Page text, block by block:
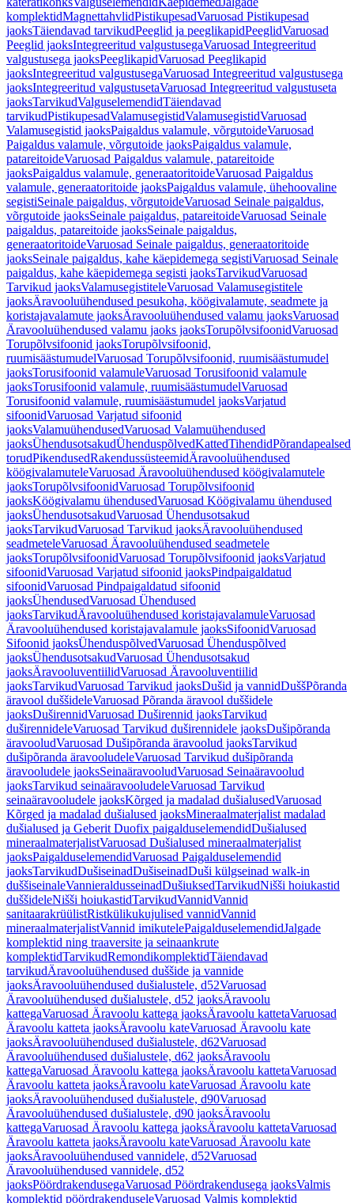
komplektidMagnettahvlidPistikupesadVaruosad Pistikupesad
jaoksTäiendavad tarvikudPeeglid ja peeglikapidPeeglidVaruosad
Peeglid jaoksIntegreeritud valgustusegaVaruosad Integreeritud
valgustusega jaoksPeeglikapidVaruosad Peeglikapid
jaoksIntegreeritud valgustusegaVaruosad Integreeritud valgustusega
jaoksIntegreeritud valgustusetaVaruosad Integreeritud valgustuseta
jaoksTarvikudValguselemendidTäiendavad
tarvikudPistikupesadValamusegistidValamusegistidVaruosad
Valamusegistid jaoksPaigaldus valamule, võrgutoideVaruosad
Paigaldus valamule, võrgutoide jaoksPaigaldus valamule,
patareitoideVaruosad Paigaldus valamule, patareitoide
jaoksPaigaldus valamule, generaatoritoideVaruosad Paigaldus
valamule, generaatoritoide jaoksPaigaldus valamule, ühehoovaline
segistiSeinale paigaldus, võrgutoideVaruosad Seinale paigaldus,
võrgutoide jaoksSeinale paigaldus, patareitoideVaruosad Seinale
paigaldus, patareitoide jaoksSeinale paigaldus,
generaatoritoideVaruosad Seinale paigaldus, generaatoritoide
jaoksSeinale paigaldus, kahe käepidemega segistiVaruosad Seinale
paigaldus, kahe käepidemega segisti jaoksTarvikudVaruosad
Tarvikud jaoksValamusegistiteleVaruosad Valamusegistitele
jaoksÄravooluühendused pesukoha, köögivalamute, seadmete ja
koristajavalamute jaoksÄravooluühendused valamu jaoksVaruosad
Äravooluühendused valamu jaoks jaoksTorupõlvsifoonidVaruosad
Torupõlvsifoonid jaoksTorupõlvsifoonid,
ruumisäästumudelVaruosad Torupõlvsifoonid, ruumisäästumudel
jaoksTorusifoonid valamuleVaruosad Torusifoonid valamule
jaoksTorusifoonid valamule, ruumisäästumudelVaruosad
Torusifoonid valamule, ruumisäästumudel jaoksVarjatud
sifoonidVaruosad Varjatud sifoonid
jaoksValamuühendusedVaruosad Valamuühendused
jaoksÜhendusotsakudÜhenduspõlvedKattedTihendidPõrandapealsed
torudPikendusedRakendussüsteemidÄravooluühendused
köögivalamuteleVaruosad Äravooluühendused köögivalamutele
jaoksTorupõlvsifoonidVaruosad Torupõlvsifoonid
jaoksKöögivalamu ühendusedVaruosad Köögivalamu ühendused
jaoksÜhendusotsakudVaruosad Ühendusotsakud
jaoksTarvikudVaruosad Tarvikud jaoksÄravooluühendused
seadmeteleVaruosad Äravooluühendused seadmetele
jaoksTorupõlvsifoonidVaruosad Torupõlvsifoonid jaoksVarjatud
sifoonidVaruosad Varjatud sifoonid jaoksPindpaigaldatud
sifoonidVaruosad Pindpaigaldatud sifoonid
jaoksÜhendusedVaruosad Ühendused
jaoksTarvikudÄravooluühendused koristajavalamuleVaruosad
Äravooluühendused koristajavalamule jaoksSifoonidVaruosad
Sifoonid jaoksÜhenduspõlvedVaruosad Ühenduspõlved
jaoksÜhendusotsakudVaruosad Ühendusotsakud
jaoksÄravooluventiilidVaruosad Äravooluventiilid
jaoksTarvikudVaruosad Tarvikud jaoksDušid ja vannidDuššPõranda
äravool duššideleVaruosad Põranda äravool duššidele
jaoksDuširennidVaruosad Duširennid jaoksTarvikud
duširennideleVaruosad Tarvikud duširennidele jaoksDušipõranda
äravooludVaruosad Dušipõranda äravoolud jaoksTarvikud
dušipõranda äravooludeleVaruosad Tarvikud dušipõranda
äravooludele jaoksSeinaäravooludVaruosad Seinaäravoolud
jaoksTarvikud seinaäravooludeleVaruosad Tarvikud
seinaäravooludele jaoksKõrged ja madalad dušialusedVaruosad
Kõrged ja madalad dušialused jaoksMineraalmaterjalist madalad
dušialused ja Geberit Duofix paigalduselemendidDušialused
mineraalmaterjalistVaruosad Dušialused mineraalmaterjalist
jaoksPaigalduselemendidVaruosad Paigalduselemendid
jaoksTarvikudDušiseinadDušiseinadDuši külgseinad walk-in
duššiseinaleVannieraldusseinadDušiuksedTarvikudNišši hoiukastid
duššideleNišši hoiukastidTarvikudVannidVannid
sanitaarakrüülistRistkülikukujulised vannidVannid
mineraalmaterjalistVannid imikutelePaigalduselemendidJalgade
komplektid ning traaversite ja seinaankrute
komplektidTarvikudRemondikomplektidTäiendavad
tarvikudÄravooluühendused duššide ja vannide
jaoksÄravooluühendused dušialustele, d52Varuosad
Äravooluühendused dušialustele, d52 jaoksÄravoolu
kattegaVaruosad Äravoolu kattega jaoksÄravoolu kattetaVaruosad
Äravoolu katteta jaoksÄravoolu kateVaruosad Äravoolu kate
jaoksÄravooluühendused dušialustele, d62Varuosad
Äravooluühendused dušialustele, d62 jaoksÄravoolu
kattegaVaruosad Äravoolu kattega jaoksÄravoolu kattetaVaruosad
Äravoolu katteta jaoksÄravoolu kateVaruosad Äravoolu kate
jaoksÄravooluühendused dušialustele, d90Varuosad
Äravooluühendused dušialustele, d90 jaoksÄravoolu
kattegaVaruosad Äravoolu kattega jaoksÄravoolu kattetaVaruosad
Äravoolu katteta jaoksÄravoolu kateVaruosad Äravoolu kate
jaoksÄravooluühendused vannidele, d52Varuosad
Äravooluühendused vannidele, d52
jaoksPöördrakendusegaVaruosad Pöördrakendusega jaoksValmis
komplektid pöördrakenduseleVaruosad Valmis komplektid